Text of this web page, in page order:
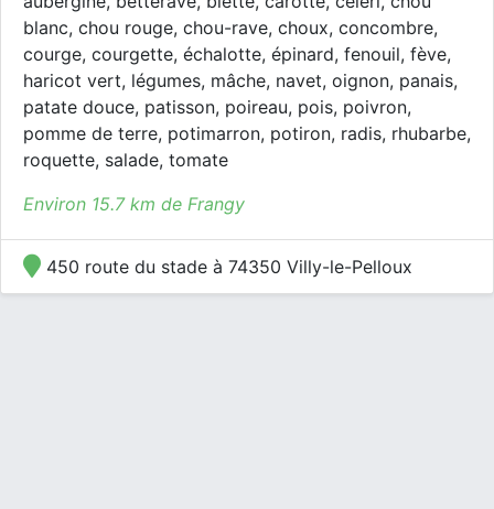
blanc, chou rouge, chou-rave, choux, concombre,
courge, courgette, échalotte, épinard, fenouil, fève,
haricot vert, légumes, mâche, navet, oignon, panais,
patate douce, patisson, poireau, pois, poivron,
pomme de terre, potimarron, potiron, radis, rhubarbe,
roquette, salade, tomate
Environ 15.7 km de Frangy
450 route du stade à 74350 Villy-le-Pelloux